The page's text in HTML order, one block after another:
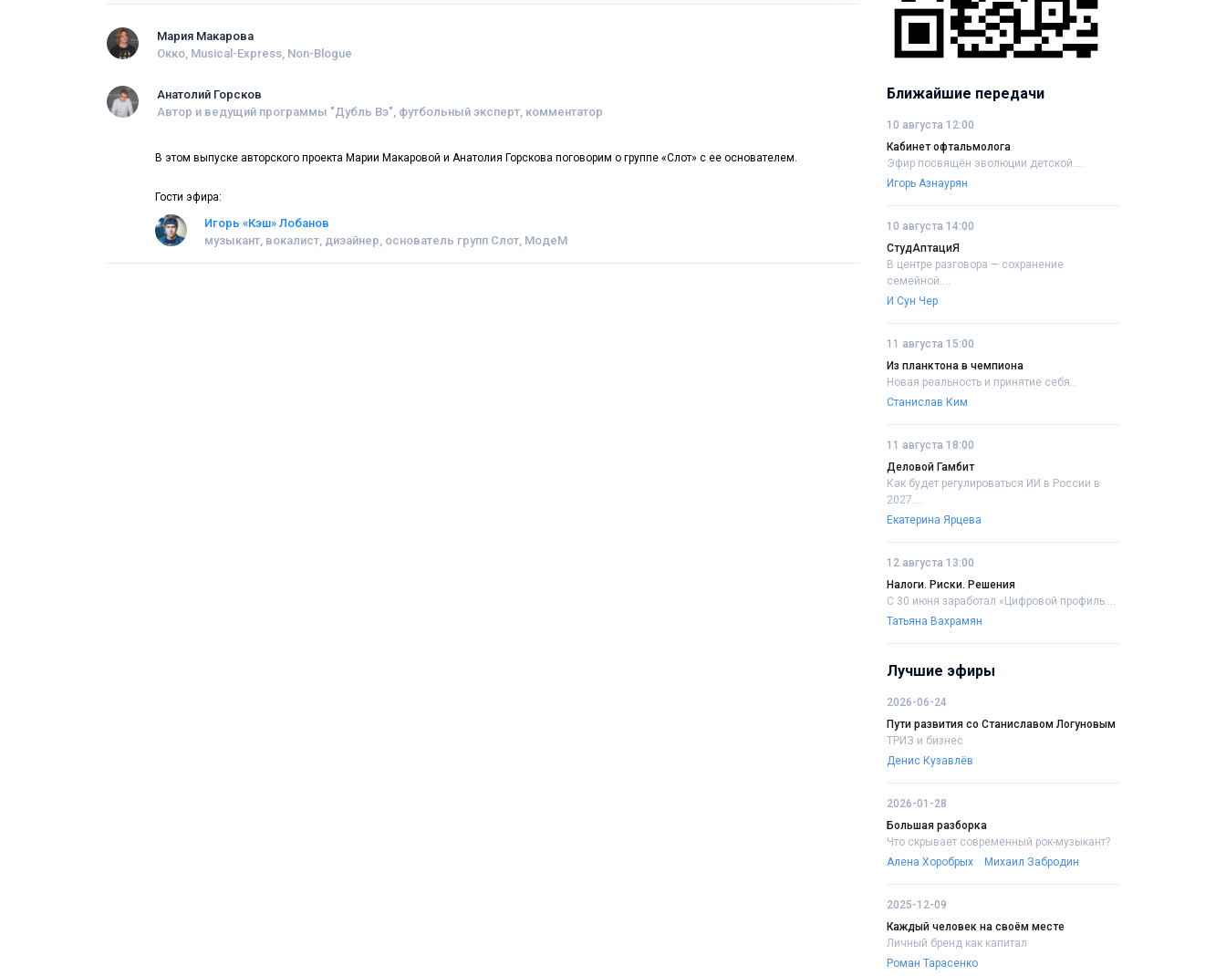
Мария Макарова
Окко, Musical-Express, Non-Blogue
Анатолий Горсков
Автор и ведущий программы "Дубль Вэ", футбольный эксперт, комментатор
В этом выпуске авторского проекта Марии Макаровой и Анатолия Горскова поговорим о группе «Слот» с ее основателем.
Гости эфира:
Игорь «Кэш» Лобанов
музыкант, вокалист, дизайнер, основатель групп Слот, МодеМ
Ближайшие передачи
10 августа 12:00
Кабинет офтальмолога
Эфир посвящён эволюции детской....
Игорь Азнаурян
10 августа 14:00
СтудАптациЯ
В центре разговора — сохранение
семейной....
И Сун Чер
11 августа 15:00
Из планктона в чемпиона
Новая реальность и принятие себя..
Станислав Ким
11 августа 18:00
Деловой Гамбит
Как будет регулироваться ИИ в России в
2027....
Екатерина Ярцева
12 августа 13:00
Налоги. Риски. Решения
С 30 июня заработал «Цифровой профиль....
Татьяна Вахрамян
Лучшие эфиры
2026-06-24
Пути развития со Станиславом Логуновым
ТРИЗ и бизнес
Денис Кузавлёв
2026-01-28
Большая разборка
Что скрывает современный рок-музыкант?
Алена Хоробрых
Михаил Забродин
2025-12-09
Каждый человек на своём месте
Личный бренд как капитал
Роман Тарасенко